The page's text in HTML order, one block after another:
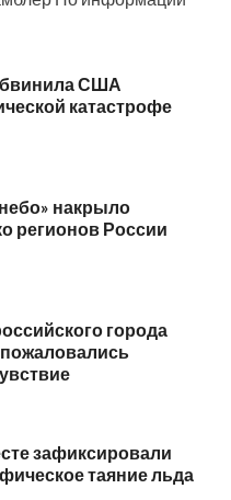
США
катастрофе
накрыло
регионов России
города
зафиксировали
таяние льда